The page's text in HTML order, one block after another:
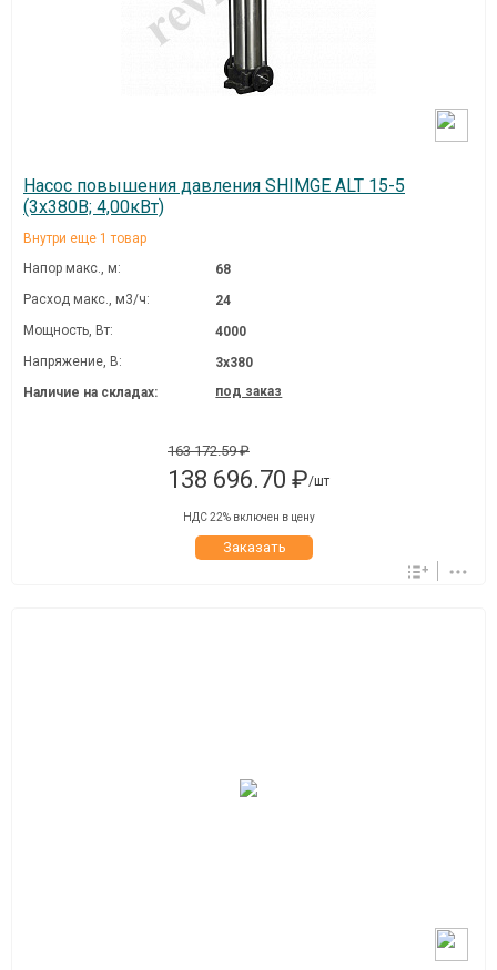
Насос повышения давления SHIMGE ALT 15-5
(3х380В; 4,00кВт)
Внутри еще 1 товар
Напор макс., м:
68
Расход макс., м3/ч:
24
Мощность, Вт:
4000
Напряжение, В:
3х380
Наличие на складах:
под заказ
163 172.59 ₽
138 696.70 ₽/шт
НДС 22% включен в цену
Заказать